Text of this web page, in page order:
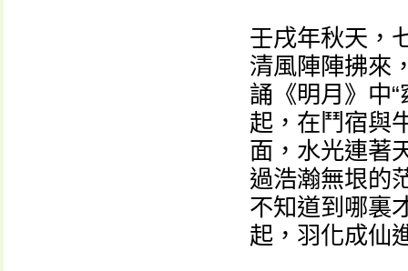
壬戌年秋天，
清風陣陣拂來
誦《明月》中
起，在鬥宿與
面，水光連著
過浩瀚無垠的
不知道到哪裏
起，羽化成仙